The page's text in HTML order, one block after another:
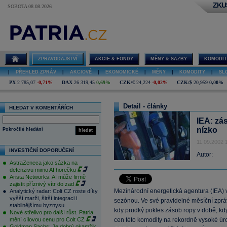
SOBOTA 08.08.2026
ZPRAVODAJSTVÍ AKCIE & FONDY MĚNY & SAZBY
PŘEHLED ZPRÁV AKCIOVÉ EKONOMICKÉ MĚNY KOMODITY
PX 2 785,07 -0,71% DAX 26 319,45 0,69% CZK/€ 24,224 -0,02% CZK/$ 20,959 0,00%
HLEDAT V KOMENTÁŘÍCH
hledat
Pokročilé hledání
INVESTIČNÍ DOPORUČENÍ
AstraZeneca jako sázka na
defenzivu mimo AI horečku
Arista Networks: AI může firmě
zajistit příznivý vítr do zad
Analytický radar: Colt CZ roste díky
vyšší marži, širší integraci i
stabilnějšímu byznysu
Nové střelivo pro další růst. Patria
mění cílovou cenu pro Colt CZ
Detail - články
IEA:
nízko
11.09.2002
Autor:
Mezinárodní energetická agentura
sezónou. Ve své pravidelné měsíční
kdy prudký pokles zásob ropy v době,
cen této komodity na rekordně vysoké